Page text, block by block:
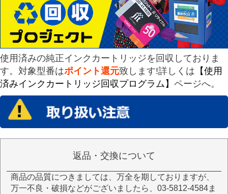
使用済みの純正インクカートリッジを回収しておりま
す。対象型番はポイント還元致します!詳しくは 【使用
済みインクカートリッジ回収プログラム】 ページへ。
返品・交換について
商品の品質につきましては、万全を期しておりますが、
万一不良・破損などがございましたら、03-5812-4584ま